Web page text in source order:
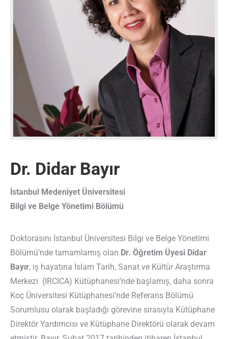
Dr. Didar Bayır
İstanbul Medeniyet Üniversitesi
Bilgi ve Belge Yönetimi Bölümü
Doktorasını İstanbul Üniversitesi Bilgi ve Belge Yönetimi
Bölümü’nde tamamlamış olan Dr. Öğretim Üyesi Didar
Bayır, iş hayatına İslam Tarih, Sanat ve Kültür Araştırma
Merkezi (IRCICA) Kütüphanesi’nde başlamış, daha sonra
Koç Üniversitesi Kütüphanesi’nde Referans Bölümü
Sorumlusu olarak başladığı görevine sırasıyla Kütüphane
Direktör Yardımcısı ve Kütüphane Direktörü olarak devam